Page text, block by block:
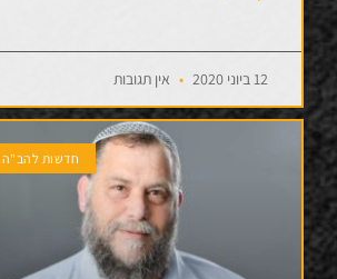
12 ביוני 2020 אין תגובות
חדשות להב"ה